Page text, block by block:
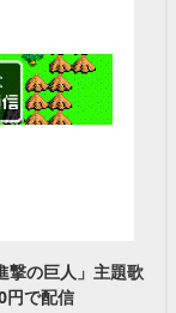
撃の巨人」主題歌
円で配信